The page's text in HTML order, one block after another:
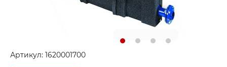
Артикул: 1620001700